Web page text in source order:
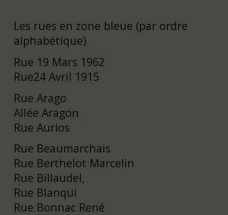
Les rues en zone bleue (par ordre
alphabétique)
Rue 19 Mars 1962
Rue24 Avril 1915
Rue Arago
Allée Aragon
Rue Aurios
Rue Beaumarchais
Rue Berthelot Marcelin
Rue Billaudel,
Rue Blanqui
Rue Bonnac René